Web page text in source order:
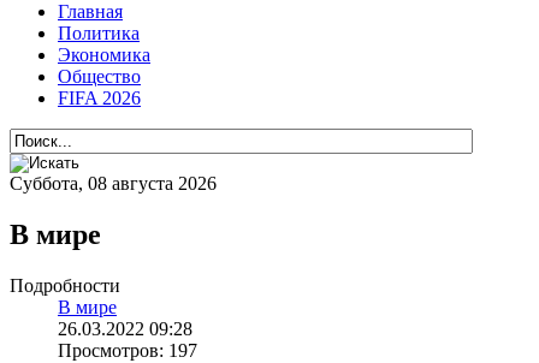
Главная
Политика
Экономика
Общество
FIFA 2026
Суббота, 08 августа 2026
В мире
Подробности
В мире
26.03.2022 09:28
Просмотров: 197